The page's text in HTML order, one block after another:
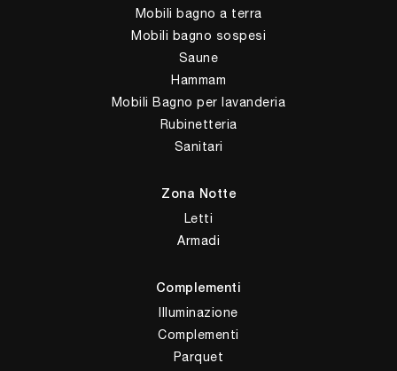
Mobili bagno a terra
Mobili bagno sospesi
Saune
Hammam
Mobili Bagno per lavanderia
Rubinetteria
Sanitari
Zona Notte
Letti
Armadi
Complementi
Illuminazione
Complementi
Parquet